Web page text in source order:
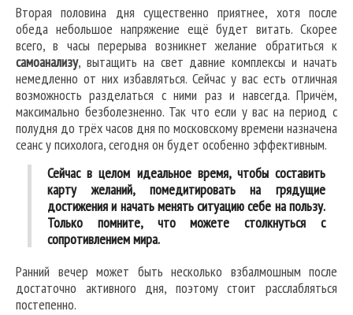
Вторая половина дня существенно приятнее, хотя после
обеда небольшое напряжение ещё будет витать. Скорее
всего, в часы перерыва возникнет желание обратиться к
самоанализу, вытащить на свет давние комплексы и начать
немедленно от них избавляться. Сейчас у вас есть отличная
возможность разделаться с ними раз и навсегда. Причём,
максимально безболезненно. Так что если у вас на период с
полудня до трёх часов дня по московскому времени назначена
сеанс у психолога, сегодня он будет особенно эффективным.
Сейчас в целом идеальное время, чтобы составить
карту желаний, помедитировать на грядущие
достижения и начать менять ситуацию себе на пользу.
Только помните, что можете столкнуться с
сопротивлением мира.
Ранний вечер может быть несколько взбалмошным после
достаточно активного дня, поэтому стоит расслабляться
постепенно.